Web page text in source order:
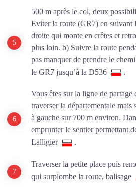
500 m après le col, deux
Eviter la route (GR7) en suivant
droite qui monte en crêtes et
plus loin. b) Suivre la route
pas manquer de prendre le
le GR7 jusqu’à la D536
.
Vous êtes sur la ligne de partage
traverser la départementale
à gauche sur 700 m environ.
emprunter le sentier permettant
Lalligier
.
Traverser la petite place puis
qui surplombe la route, balisage